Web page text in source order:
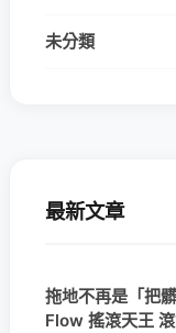
未分類
最新文章
拖地不再是「把
Flow 搖滾天王